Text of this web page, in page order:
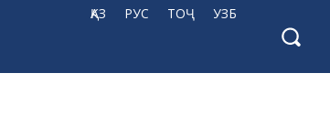
ҚАЗ РУС ТОҶ УЗБ